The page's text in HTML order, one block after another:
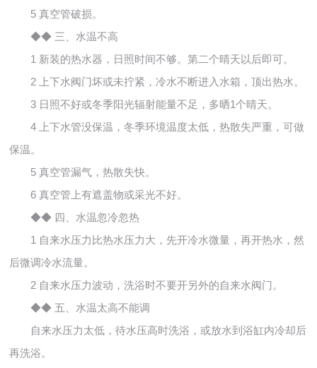
5 真空管破损。
◆◆ 三、水温不高
1 新装的热水器，日照时间不够。第二个晴天以后即可。
2 上下水阀门坏或未拧紧，冷水不断进入水箱，顶出热水。
3 日照不好或冬季阳光辐射能量不足，多晒1个晴天。
4 上下水管没保温，冬季环境温度太低，热散失严重，可做
保温。
5 真空管漏气，热散失快。
6 真空管上有遮盖物或采光不好。
◆◆ 四、水温忽冷忽热
1 自来水压力比热水压力大，先开冷水微量，再开热水，然
后微调冷水流量。
2 自来水压力波动，洗浴时不要开另外的自来水阀门。
◆◆ 五、水温太高不能调
自来水压力太低，待水压高时洗浴，或放水到浴缸内冷却后
再洗浴。